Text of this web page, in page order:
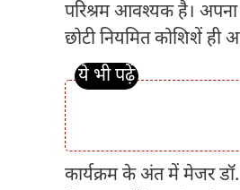
परिश्रम आवश्यक है। अपना
छोटी नियमित कोशिशें ही
कार्यक्रम के अंत में मेजर